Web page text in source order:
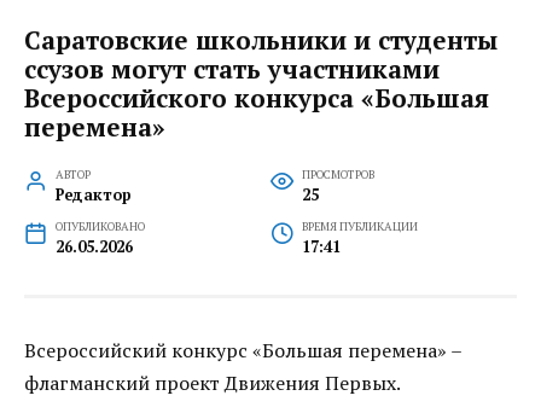
Саратовские школьники и студенты
ссузов могут стать участниками
Всероссийского конкурса «Большая
перемена»
АВТОР
Редактор
ПРОСМОТРОВ
25
ОПУБЛИКОВАНО
26.05.2026
ВРЕМЯ ПУБЛИКАЦИИ
17:41
Всероссийский конкурс «Большая перемена» –
флагманский проект Движения Первых.